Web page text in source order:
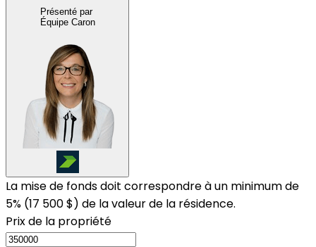
Présenté par
Équipe Caron
La mise de fonds doit correspondre à un minimum de
5% (17 500 $) de la valeur de la résidence.
Prix de la propriété